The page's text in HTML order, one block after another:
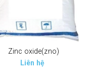
Zinc oxide(zno)
Liên hệ